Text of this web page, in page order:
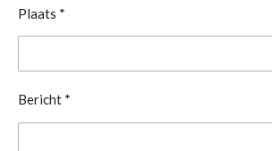
Plaats *
Bericht *